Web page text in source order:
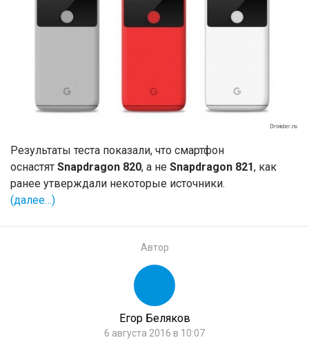
Результаты теста показали, что смартфон
оснастят Snapdragon 820, а не Snapdragon 821, как
ранее утверждали некоторые источники.
(далее…)
Автор
Егор Беляков
6 августа 2016 в 10:07